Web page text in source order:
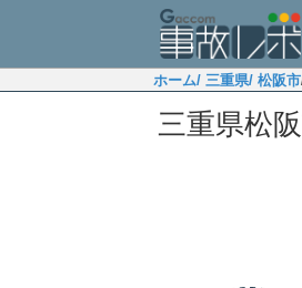
ホーム/ 三重県/ 松阪市
三重県松